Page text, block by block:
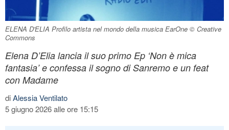
ELENA D'ELIA Profilo artista nel mondo della musica EarOne © Creative
Commons
Elena D’Elia lancia il suo primo Ep ‘Non è mica
fantasia’ e confessa il sogno di Sanremo e un feat
con Madame
diAlessia Ventilato
5 giugno 2026 alle ore 15:15